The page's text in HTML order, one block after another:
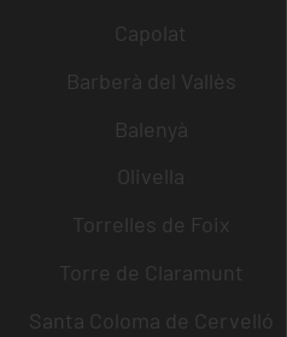
Capolat
Barberà del Vallès
Balenyà
Olivella
Torrelles de Foix
Torre de Claramunt
Santa Coloma de Cervelló